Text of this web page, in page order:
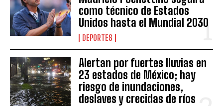
como técnico de Estados
Unidos hasta el Mundial 2030
DEPORTES
Alertan por fuertes lluvias en
23 estados de México; hay
riesgo de inundaciones,
deslaves y crecidas de ríos